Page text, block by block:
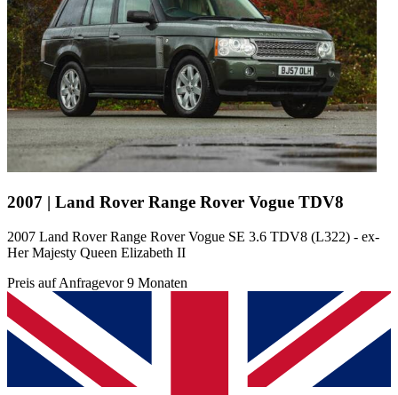
2007 | Land Rover Range Rover Vogue TDV8
2007 Land Rover Range Rover Vogue SE 3.6 TDV8 (L322) - ex-
Her Majesty Queen Elizabeth II
Preis auf Anfragevor 9 Monaten